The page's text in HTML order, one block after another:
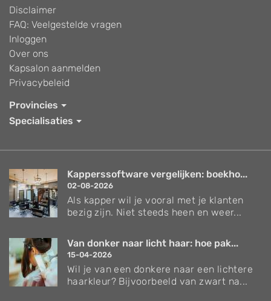
Disclaimer
FAQ: Veelgestelde vragen
Inloggen
Over ons
Kapsalon aanmelden
Privacybeleid
Provincies
Specialisaties
Kapperssoftware vergelijken: boekho...
02-08-2026
Als kapper wil je vooral met je klanten
bezig zijn. Niet steeds heen en weer...
Van donker naar licht haar: hoe pak...
15-04-2026
Wil je van een donkere naar een lichtere
haarkleur? Bijvoorbeeld van zwart na...